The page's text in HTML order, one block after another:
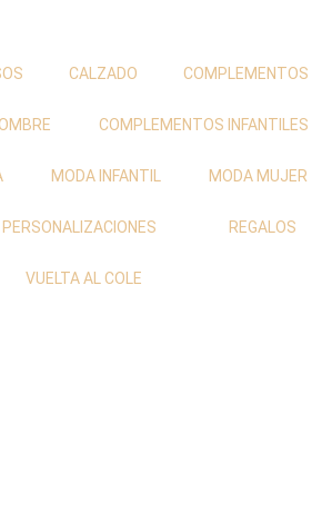
CALZADO COMPLEMENTOS
COMPLEMENTOS INFANTILES
MODA INFANTIL MODA MUJER
PERSONALIZACIONES REGALOS
VUELTA AL COLE